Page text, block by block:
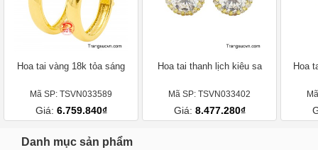
Hoa tai vàng 18k tỏa sáng
Mã SP: TSVN033589
Giá: 6.759.840₫
Hoa tai thanh lịch kiêu sa
Mã SP: TSVN033402
Giá: 8.477.280₫
Hoa
Danh mục sản phẩm